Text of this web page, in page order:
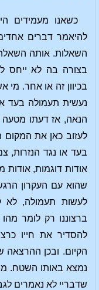
כשאנו מעמידים
להיאמר דברים
השאלות. אותה
בצורה בה לא ייחס
בכיוון זה או אחר.
נעשית תעמולה בעד
הנאה, אז דעתו
לעזוב כאן את המקום
בעד או נגד הנזרות,
אודות דוגמות,
שהוא עם העקרון
לעשות תעמולה, לא
ברצוננו רק לומר
להסדיר את חייו
הקיום. ובכן
נמצא באותו השטח.
שדבריי לא נאמרים